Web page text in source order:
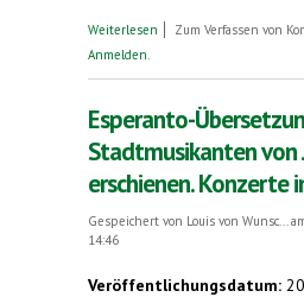
Weiterlesen über Gäste aus neun
Zum Verfassen von
Anmelden
Esperanto-
Stadtmusikanten von
erschienen. Konzerte
Gespeichert von Louis von Wunsc...
14:46
Veröffentlichungsdatum: